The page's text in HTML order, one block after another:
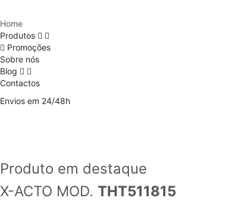
Home
Produtos
Promoções
Sobre nós
Blog
Contactos
Envios em 24/48h
Produto em destaque
X-ACTO MOD. THT511815